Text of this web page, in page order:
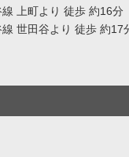
上町より 徒歩 約16分
世田谷より 徒歩 約17